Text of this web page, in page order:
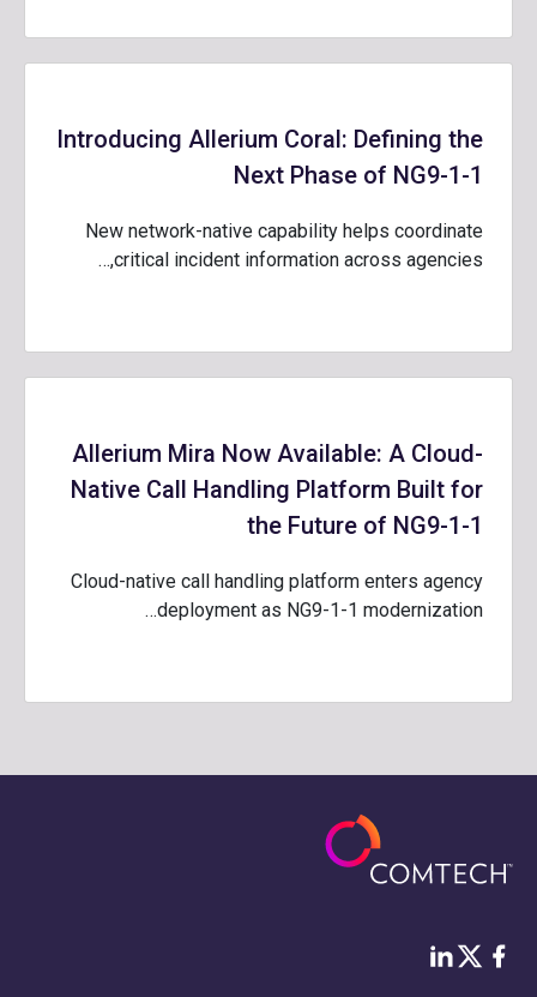
Introducing Allerium Coral: Defining the
Next Phase of NG9-1-1
New network-native capability helps coordinate
critical incident information across agencies,…
Allerium Mira Now Available: A Cloud-
Native Call Handling Platform Built for
the Future of NG9-1-1
Cloud-native call handling platform enters agency
deployment as NG9-1-1 modernization…
فيس بوكTwitter
لينكد إن